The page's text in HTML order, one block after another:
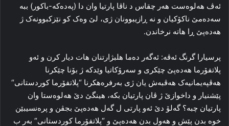
ئه‌ڤ هه‌لوه‌ست هه‌ر چقاس د ناڤا پارتیا وان دا (پەدەکە-باکور) ببه‌
سه‌ده‌مێ ناکۆکیان و نه‌ ڕازیبوونان ژی، لێ وه‌ک کو نێزکبوونه‌ک ژ
هەدەپێ ڕا هاته‌ نرخاندن.
پرسیارا گرنگ ئه‌ڤە: ئەگەر ده‌ما هلبژارتنان هات دیار کرن و ئەو
پلاتفۆرما هەدەپێ چێکری و سەرۆکاتیا وێدکە ژ بۆنا چێکرنا
هەڤپەیمانیەک هەڤبەش یان ژی بەرفرەهکرنا “پلاتفۆرما کوردستانی“
پێشنیار و داخوازێ ژ ڤان پارتیان بکە، هینگێ دێ هه‌لوه‌ستا وان
پارتیان چبه‌؟ گه‌لۆ دێ ئەو پارتی ل گه‌ل هەدەپێ بجڤن و پره‌نسیبێن
خوه‌ بدن پێش و هه‌ول بدن هەدەپێ و “پلاتفۆرما کوردستانی“ به‌ر ب